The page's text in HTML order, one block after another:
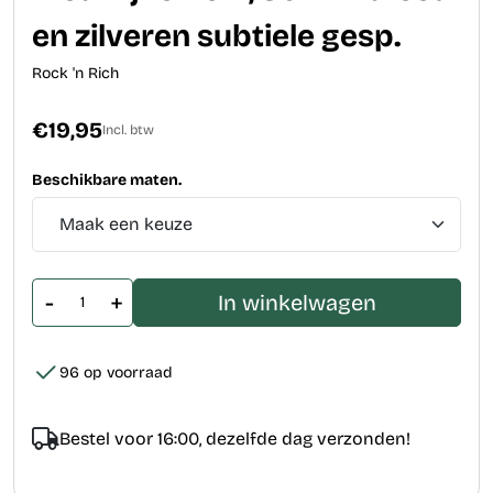
en zilveren subtiele gesp.
Rock 'n Rich
€19,95Incl. btw
Beschikbare maten.
- + In winkelwagen
96 op voorraad
Bestel voor 16:00, dezelfde dag verzonden!